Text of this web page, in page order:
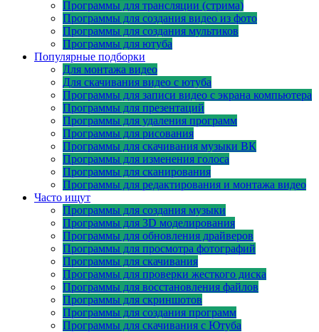
Программы для трансляции (стрима)
Программы для создания видео из фото
Программы для создания мультиков
Программы для ютуба
Популярные подборки
Для монтажа видео
Для скачивания видео с ютуба
Программы для записи видео с экрана компьютера
Программы для презентаций
Программы для удаления программ
Программы для рисования
Программы для скачивания музыки ВК
Программы для изменения голоса
Программы для сканирования
Программы для редактирования и монтажа видео
Часто ищут
Программы для создания музыки
Программы для 3D моделирования
Программы для обновления драйверов
Программы для просмотра фотографий
Программы для скачивания
Программы для проверки жесткого диска
Программы для восстановления файлов
Программы для скриншотов
Программы для создания программ
Программы для скачивания с Ютуба